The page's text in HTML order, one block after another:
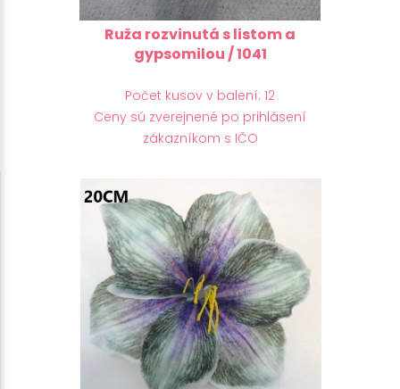
Ruža rozvinutá s listom a
gypsomilou / 1041
Počet kusov v balení: 12
Ceny sú zverejnené po prihlásení
zákazníkom s IČO